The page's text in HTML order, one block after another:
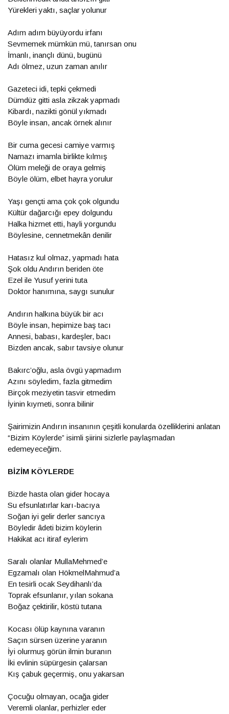
Yürekleri yaktı, saçlar yolunur
Adım adım büyüyordu irfanı
Sevmemek mümkün mü, tanırsan onu
İmanlı, inançlı dünü, bugünü
Adı ölmez, uzun zaman anılır
Gazeteci idi, tepki çekmedi
Dümdüz gitti asla zikzak yapmadı
Kibardı, nazikti gönül yıkmadı
Böyle insan, ancak örnek alınır
Bir cuma gecesi camiye varmış
Namazı imamla birlikte kılmış
Ölüm meleği de oraya gelmiş
Böyle ölüm, elbet hayra yorulur
Yaşı gençti ama çok çok olgundu
Kültür dağarcığı epey dolgundu
Halka hizmet etti, hayli yorgundu
Böylesine, cennetmekân denilir
Hatasız kul olmaz, yapmadı hata
Şok oldu Andırın beriden öte
Ezel ile Yusuf yerini tuta
Doktor hanımına, saygı sunulur
Andırın halkına büyük bir acı
Böyle insan, hepimize baş tacı
Annesi, babası, kardeşler, bacı
Bizden ancak, sabır tavsiye olunur
Bakırc’oğlu, asla övgü yapmadım
Azını söyledim, fazla gitmedim
Birçok meziyetin tasvir etmedim
İyinin kıymeti, sonra bilinir
Şairimizin Andırın insanının çeşitli konularda özelliklerini anlatan
“Bizim Köylerde” isimli şiirini sizlerle paylaşmadan
edemeyeceğim.
BİZİM KÖYLERDE
Bizde hasta olan gider hocaya
Su efsunlatırlar karı-bacıya
Soğan iyi gelir derler sancıya
Böyledir âdeti bizim köylerin
Hakikat acı itiraf eylerim
Saralı olanlar MullaMehmed’e
Egzamalı olan HökmelMahmud’a
En tesirli ocak Seydihanlı’da
Toprak efsunlanır, yılan sokana
Boğaz çektirilir, köstü tutana
Kocası ölüp kaynına varanın
Saçın sürsen üzerine yaranın
İyi olurmuş görün ilmin buranın
İki evlinin süpürgesin çalarsan
Kış çabuk geçermiş, onu yakarsan
Çocuğu olmayan, ocağa gider
Veremli olanlar, perhizler eder